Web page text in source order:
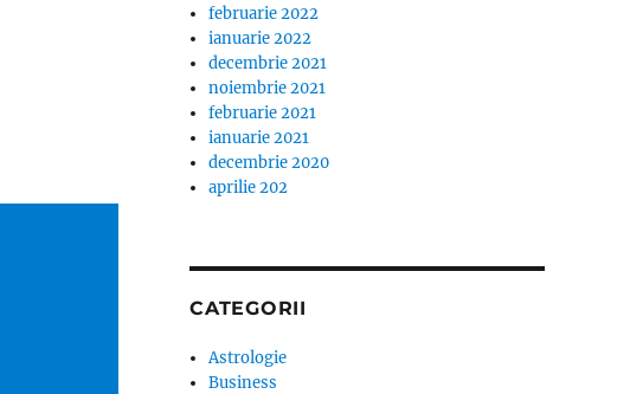
februarie 2022
ianuarie 2022
decembrie 2021
noiembrie 2021
februarie 2021
ianuarie 2021
decembrie 2020
aprilie 202
CATEGORII
Astrologie
Business